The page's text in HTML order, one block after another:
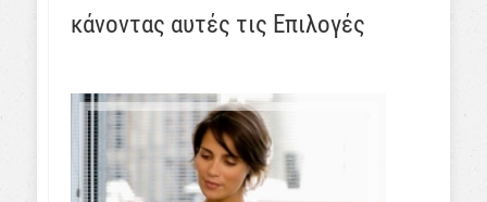
κάνοντας αυτές τις Επιλογές